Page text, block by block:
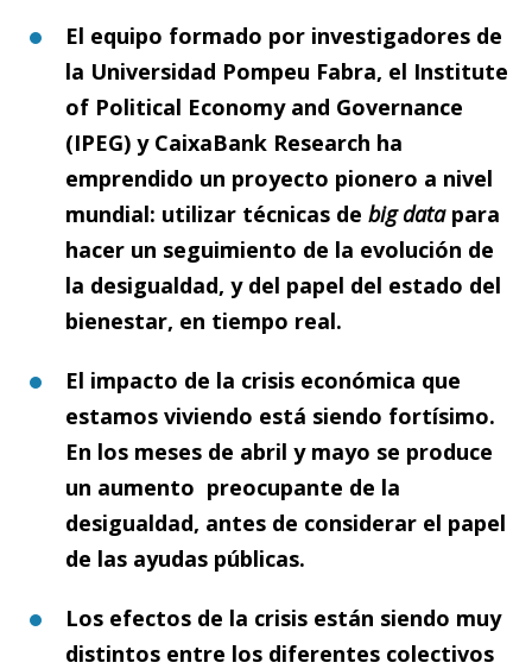
El equipo formado por investigadores de
la Universidad Pompeu Fabra, el Institute
of Political Economy and Governance
(IPEG) y CaixaBank Research ha
emprendido un proyecto pionero a nivel
mundial: utilizar técnicas de big datapara
hacer un seguimiento de la evolución de
la desigualdad, y del papel del estado del
bienestar, en tiempo real.
El impacto de la crisis económica que
estamos viviendo está siendo fortísimo.
En los meses de abril y mayo se produce
un aumento preocupante de la
desigualdad, antes de considerar el papel
de las ayudas públicas.
Los efectos de la crisis están siendo muy
distintos entre los diferentes colectivos